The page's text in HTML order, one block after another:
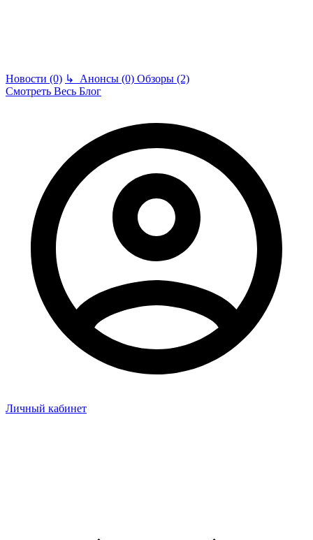
Новости (0) ↳ Анонсы (0) Обзоры (2)
Смотреть Весь Блог
Личный кабинет